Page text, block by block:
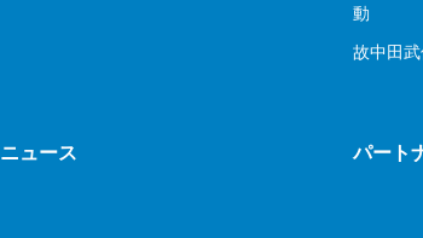
動
故中田
ニュース パート